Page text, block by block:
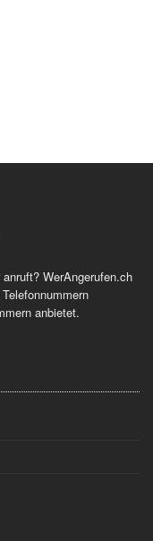
WerAngerufen.ch
anbietet.